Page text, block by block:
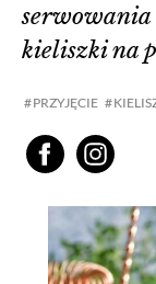
PRZYJĘCIE
kieliszki na